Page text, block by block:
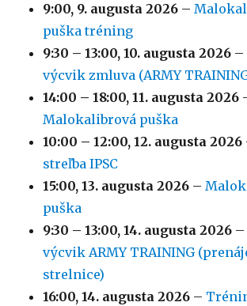
9:00, 9. augusta 2026 –
puška tréning
9:30 – 13:00,10. augusta 2026 –
výcvik zmluva (ARMY
14:00 – 18:00,11. augusta 2026
Malokalibrová puška
10:00 – 12:00,12. augusta 2026
streľba IPSC
15:00,13. augusta 2026 –
puška
9:30 – 13:00,14. augusta 2026 –
výcvik ARMY TRAINING
strelnice)
16:00,14. augusta 2026 –